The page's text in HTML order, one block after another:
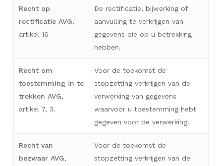
Recht op
rectificatie AVG,
artikel 16
De rectificatie, bijwerking of
aanvulling te verkrijgen van
gegevens die op u betrekking
hebben.
Recht om
toestemming in te
trekken AVG,
artikel 7, 3.
Voor de toekomst de
stopzetting verkrijgen van de
verwerking van gegevens
waarvoor u toestemming hebt
gegeven voor de verwerking.
Recht van
bezwaar AVG,
Voor de toekomst de
stopzetting verkrijgen van de